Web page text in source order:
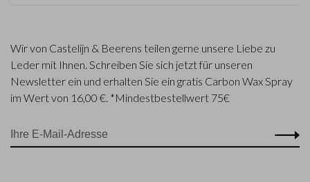
Wir von Castelijn & Beerens teilen gerne unsere Liebe zu
Leder mit Ihnen. Schreiben Sie sich jetzt für unseren
Newsletter ein und erhalten Sie ein gratis Carbon Wax Spray
im Wert von 16,00 €. *Mindestbestellwert 75€